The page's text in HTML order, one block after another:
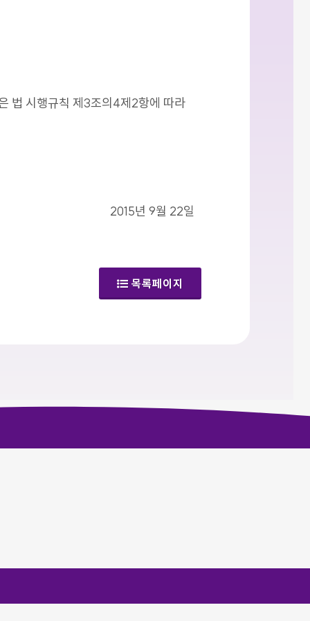
법 시행규칙 제3조의4제2항에 따라
2015년 9월 22일
목록페이지